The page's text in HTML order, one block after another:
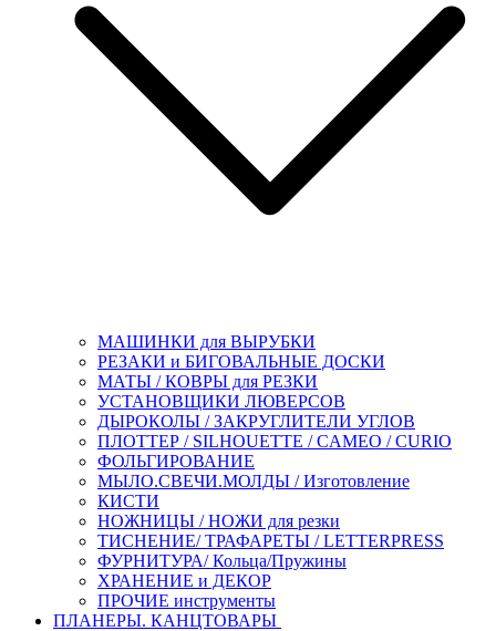
МАШИНКИ для ВЫРУБКИ
РЕЗАКИ и БИГОВАЛЬНЫЕ ДОСКИ
МАТЫ / КОВРЫ для РЕЗКИ
УСТАНОВЩИКИ ЛЮВЕРСОВ
ДЫРОКОЛЫ / ЗАКРУГЛИТЕЛИ УГЛОВ
ПЛОТТЕР / SILHOUETTE / CAMEO / CURIO
ФОЛЬГИРОВАНИЕ
МЫЛО.СВЕЧИ.МОЛДЫ / Изготовление
КИСТИ
НОЖНИЦЫ / НОЖИ для резки
ТИСНЕНИЕ/ ТРАФАРЕТЫ / LETTERPRESS
ФУРНИТУРА/ Кольца/Пружины
ХРАНЕНИЕ и ДЕКОР
ПРОЧИЕ инструменты
ПЛАНЕРЫ. КАНЦТОВАРЫ